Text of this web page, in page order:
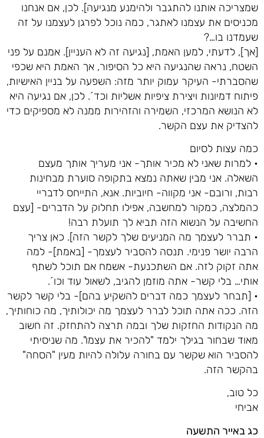
שמצריכה אותנו להתגבר ולהימנע מנגיעה]. לכן, אם אנחנו
מכניסים את עצמנו לאתגר, כמה נוכל לפרגן לעצמנו על זה
שעמדנו בו…?
[אך], לדעתי, למען האמת, [נגיעה זה לא העניין]. אמנם על פני
השטח, נראה שהנגיעה היא כל הסיפור, אך האמת היא שכפי
שהסברתי- העיקר עמוק יותר מזה: השפעה על בניין האישיות,
פיתוח דמיונות ויצירת ציפיות אשליות וכד´. לכן, אם נגיעה היא
לא הנושא המרכזי, השמירה והזהירות ממנה לא מספיקים כדי
להצדיק את עצם הקשר.
כמה עצות לסיום
• למרות שאני לא מכיר אותך- אני מעריך אותך מעצם
השאלה. אני מבין שאתה נמצא בתקופה סוערת מבחינות
רבות, ורובם- אני מקווה- חיוביות. אנא, התייחס לדבריי
כהמלצה, כמקור למחשבה, אפילו תחלוק על הדברים- [עצם
החשיבה על הנשוא הזה תביא לך תועלת רבה!
• תברר לעצמך מה המניעים שלך לקשר הזה]. כאן צריך
הרבה יושר פנימי. תנסה להסביר לעצמך- [באמת]- למה
אתה זקוק לזה. אם השתכנעת- אשמח אם תוכל לשתף
אותי… בלי קשר- אתה מוזמן להגיב, לשאול עוד וכו´.
• [תבחר לעצמך כמה דברים להשקיע בהם]- בלי קשר לקשר
הזה. ככה אתה תוכל לברר לעצמך מה יכולותיך, מה כוחותיך,
מה הנקודות החזקות שלך ובמה תרצה להתחזק. זה חשוב
מאוד שבחור בגילך ילמד "להכיר את עצמו". מה שניסיתי
להסביר הוא שקשר עם בחורה עלולה להיות מעין "הסחה"
בהקשר הזה.
כל טוב,
אביחי
כג באייר התשעה